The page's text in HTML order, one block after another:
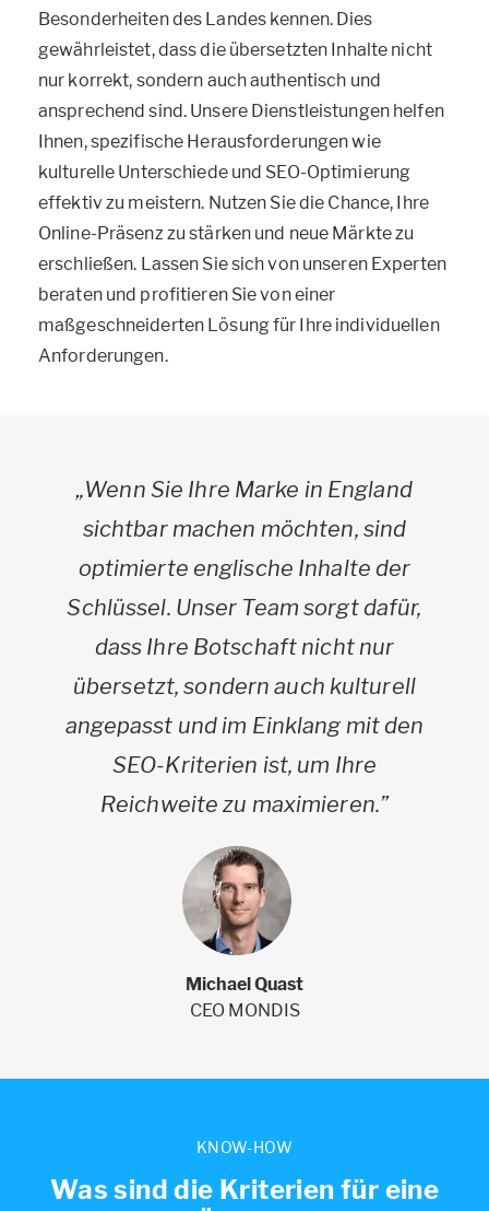
Besonderheiten des Landes kennen. Dies
gewährleistet, dass die übersetzten Inhalte nicht
nur korrekt, sondern auch authentisch und
ansprechend sind. Unsere Dienstleistungen helfen
Ihnen, spezifische Herausforderungen wie
kulturelle Unterschiede und SEO-Optimierung
effektiv zu meistern. Nutzen Sie die Chance, Ihre
Online-Präsenz zu stärken und neue Märkte zu
erschließen. Lassen Sie sich von unseren Experten
beraten und profitieren Sie von einer
maßgeschneiderten Lösung für Ihre individuellen
Anforderungen.
„Wenn Sie Ihre Marke in England
sichtbar machen möchten, sind
optimierte englische Inhalte der
Schlüssel. Unser Team sorgt dafür,
dass Ihre Botschaft nicht nur
übersetzt, sondern auch kulturell
angepasst und im Einklang mit den
SEO-Kriterien ist, um Ihre
Reichweite zu maximieren.”
Michael Quast
CEO MONDIS
KNOW-HOW
Was sind die Kriterien für eine